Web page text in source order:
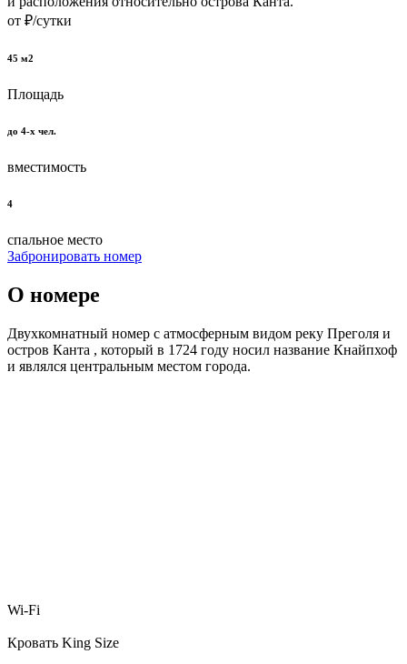
от ₽/сутки
45 м2
Площадь
до 4-х чел.
вместимость
4
спальное место
Забронировать номер
О номере
Двухкомнатный номер с атмосферным видом реку Преголя и
остров Канта , который в 1724 году носил название Кнайпхоф
и являлся центральным местом города.
Wi-Fi
Кровать King Size